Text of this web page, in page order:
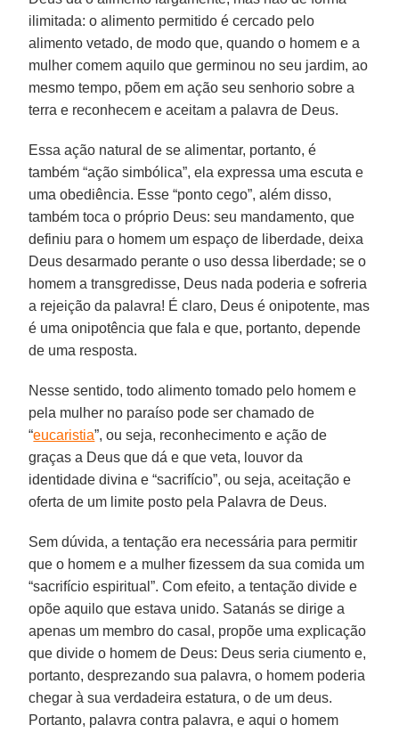
ilimitada: o alimento permitido é cercado pelo
alimento vetado, de modo que, quando o homem e a
mulher comem aquilo que germinou no seu jardim, ao
mesmo tempo, põem em ação seu senhorio sobre a
terra e reconhecem e aceitam a palavra de Deus.
Essa ação natural de se alimentar, portanto, é
também “ação simbólica”, ela expressa uma escuta e
uma obediência. Esse “ponto cego”, além disso,
também toca o próprio Deus: seu mandamento, que
definiu para o homem um espaço de liberdade, deixa
Deus desarmado perante o uso dessa liberdade; se o
homem a transgredisse, Deus nada poderia e sofreria
a rejeição da palavra! É claro, Deus é onipotente, mas
é uma onipotência que fala e que, portanto, depende
de uma resposta.
Nesse sentido, todo alimento tomado pelo homem e
pela mulher no paraíso pode ser chamado de
“eucaristia”, ou seja, reconhecimento e ação de
graças a Deus que dá e que veta, louvor da
identidade divina e “sacrifício”, ou seja, aceitação e
oferta de um limite posto pela Palavra de Deus.
Sem dúvida, a tentação era necessária para permitir
que o homem e a mulher fizessem da sua comida um
“sacrifício espiritual”. Com efeito, a tentação divide e
opõe aquilo que estava unido. Satanás se dirige a
apenas um membro do casal, propõe uma explicação
que divide o homem de Deus: Deus seria ciumento e,
portanto, desprezando sua palavra, o homem poderia
chegar à sua verdadeira estatura, o de um deus.
Portanto, palavra contra palavra, e aqui o homem